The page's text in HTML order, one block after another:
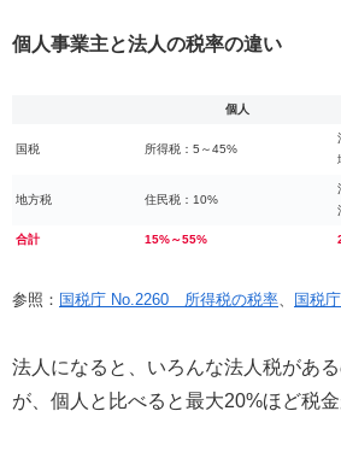
個人事業主と法人の税率の違い
個人
国税 所得税：5～45%
地方税 住民税：10%
合計 15%～55%
参照： 国税庁 No.2260 所得税の税率、 国税
法人になると、いろんな法人税があ
が、個人と比べると最大20%ほど税金